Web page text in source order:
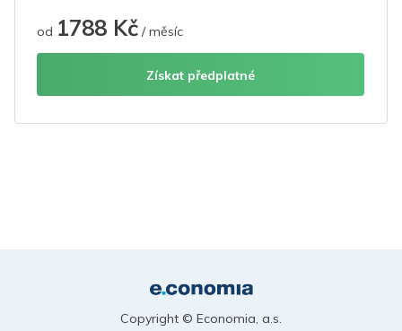
od 1788 Kč / měsíc
Získat předplatné
Copyright © Economia, a.s.